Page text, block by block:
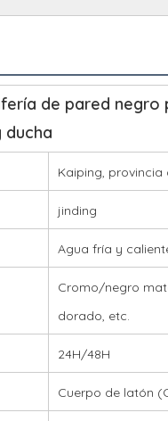
de pared negro
ducha
Kaiping, provincia
jinding
Agua fría y
Cromo/negro
dorado, etc.
24H/48H
Cuerpo de latón